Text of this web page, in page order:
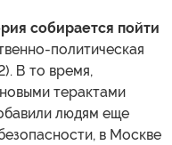
собирается пойти
политическая
В то время,
терактами
людям еще
в Москве